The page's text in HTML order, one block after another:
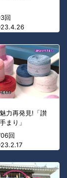
回
力再発見!「讃
まり」
回